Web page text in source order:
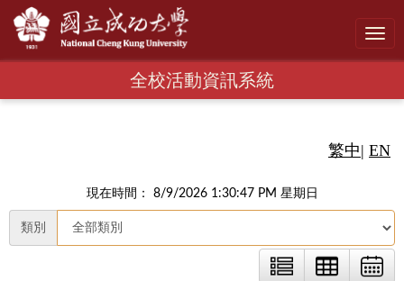
全校活動資訊系統
繁中| EN
現在時間： 8/9/2026 1:30:48 PM 星期日
類別